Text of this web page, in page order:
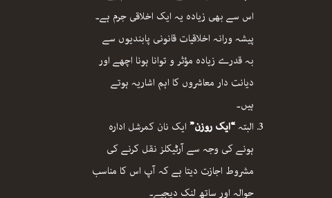
اس سے بھی زیادہ یہ ایک اخلاقی جرم ہے۔
پیشہ ورانہ اخلاقیات قانونی پابندیوں سے
بہ قدرے زیادہ مؤثر و توانا ہونا اچھے اور
دیانت دار معاشروں کا اہم اشاریہ ہوتے
ہیں۔
البتہ“ایک روزن” ایک نان کمرشل ادارہ
ہونے کی وجہ سے آرٹیکلز نقل کرنے کی
مشروط اجازت دیتا ہے کہ آپ اس کا مناسب
حوالہ اور ساتھ لنک دیجیے۔